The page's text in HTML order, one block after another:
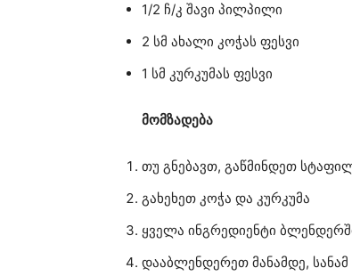
1/2 ჩ/კ შავი პილპილი
2 სმ ახალი კოჭას ფესვი
1 სმ კურკუმას ფესვი
მომზადება
თუ გნებავთ, გაწმინდეთ
გახეხეთ კოჭა და კურკუმა
ყველა ინგრედიენტი
დააბლენდერეთ მანამდე,